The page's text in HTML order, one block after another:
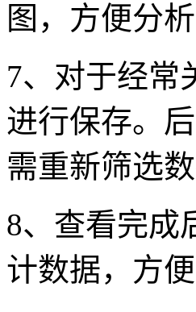
图，方便分
7、对于经常
进行保存。
需重新筛选数
8、查看完成
计数据，方